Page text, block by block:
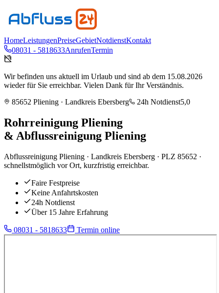
HomeLeistungenPreiseGebietNotdienstKontakt
08031 - 5818633AnrufenTermin
Wir befinden uns aktuell im Urlaub und sind ab dem 15.08.2026
wieder für Sie erreichbar. Vielen Dank für Ihr Verständnis.
85652 Pliening · Landkreis Ebersberg 24h Notdienst5,0
Rohrreinigung Pliening
& Abflussreinigung Pliening
Abflussreinigung Pliening · Landkreis Ebersberg · PLZ 85652 ·
schnellstmöglich vor Ort, kurzfristig erreichbar.
Faire Festpreise
Keine Anfahrtskosten
24h Notdienst
Über 15 Jahre Erfahrung
08031 - 5818633 Termin online